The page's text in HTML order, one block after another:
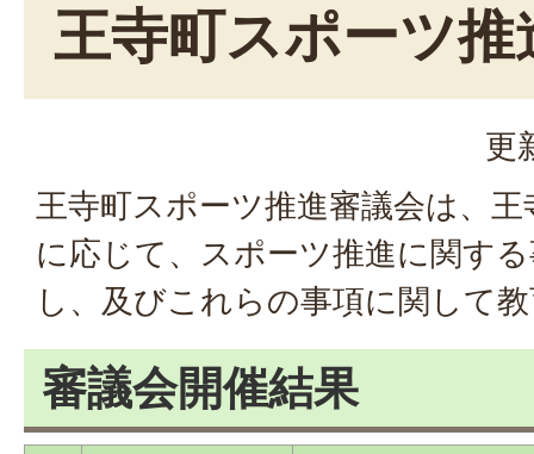
王寺町スポーツ推
更
王寺町スポーツ推進審議会は、
に応じて、スポーツ推進に関す
し、及びこれらの事項に関して
審議会開催結果